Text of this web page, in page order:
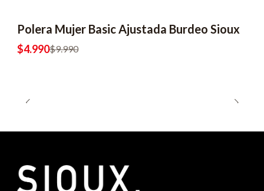
-50% OFF
2x6990
Polera Mujer Basic Ajustada Burdeo Sioux
$4.990$9.990